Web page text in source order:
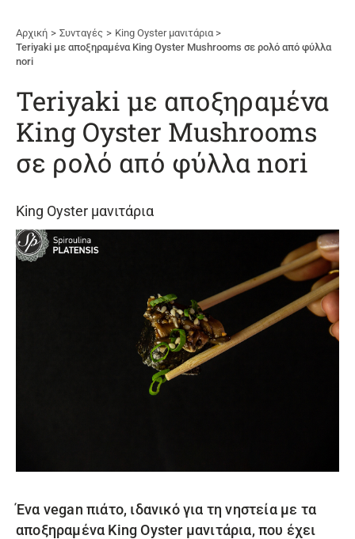
Αρχική Συνταγές
King Oyster μανιτάρια
Teriyaki με αποξηραμένα King Oyster Mushrooms σε ρολό από φύλλα
nori
Teriyaki με αποξηραμένα
King Oyster Mushrooms
σε ρολό από φύλλα nori
King Oyster μανιτάρια
Ένα vegan πιάτο, ιδανικό για τη νηστεία με τα
αποξηραμένα King Oyster μανιτάρια, που έχει